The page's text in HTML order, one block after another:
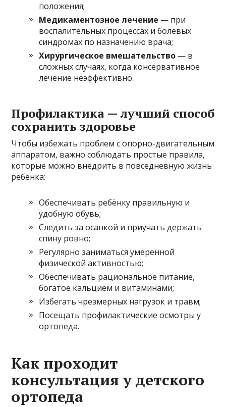
положения;
Медикаментозное лечение — при
воспалительных процессах и болевых
синдромах по назначению врача;
Хирургическое вмешательство — в
сложных случаях, когда консервативное
лечение неэффективно.
Профилактика — лучший способ
сохранить здоровье
Чтобы избежать проблем с опорно-двигательным
аппаратом, важно соблюдать простые правила,
которые можно внедрить в повседневную жизнь
ребёнка:
Обеспечивать ребёнку правильную и
удобную обувь;
Следить за осанкой и приучать держать
спину ровно;
Регулярно заниматься умеренной
физической активностью;
Обеспечивать рациональное питание,
богатое кальцием и витаминами;
Избегать чрезмерных нагрузок и травм;
Посещать профилактические осмотры у
ортопеда.
Как проходит
консультация у детского
ортопеда